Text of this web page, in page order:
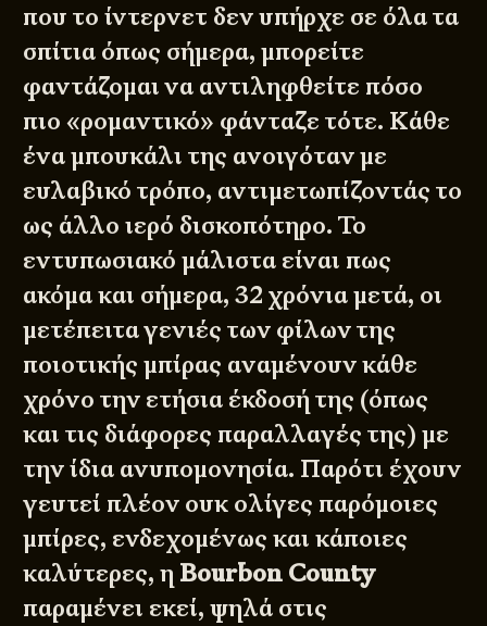
που το ίντερνετ δεν υπήρχε σε όλα τα
σπίτια όπως σήμερα, μπορείτε
φαντάζομαι να αντιληφθείτε πόσο
πιο «ρομαντικό» φάνταζε τότε. Κάθε
ένα μπουκάλι της ανοιγόταν με
ευλαβικό τρόπο, αντιμετωπίζοντάς το
ως άλλο ιερό δισκοπότηρο. Το
εντυπωσιακό μάλιστα είναι πως
ακόμα και σήμερα, 32 χρόνια μετά, οι
μετέπειτα γενιές των φίλων της
ποιοτικής μπίρας αναμένουν κάθε
χρόνο την ετήσια έκδοσή της (όπως
και τις διάφορες παραλλαγές της) με
την ίδια ανυπομονησία. Παρότι έχουν
γευτεί πλέον ουκ ολίγες παρόμοιες
μπίρες, ενδεχομένως και κάποιες
καλύτερες, η Bourbon County
παραμένει εκεί, ψηλά στις